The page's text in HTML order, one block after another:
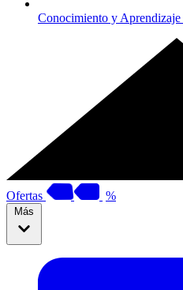
Conocimiento y Aprendizaje
Ofertas %
Más